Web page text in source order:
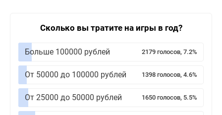
Сколько вы тратите на игры в год?
Больше 100000 рублей 2179 голосов, 7.2%
От 50000 до 100000 рублей 1398 голосов, 4.6%
От 25000 до 50000 рублей 1650 голосов, 5.5%